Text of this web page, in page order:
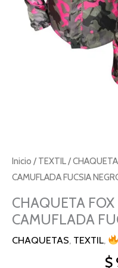
Inicio / TEXTIL/
CAMUFLADA FUCSIA
CHAQUETA
CAMUFLADA
CHAQUETAS, TEXTIL,
$
XXL
cantidad